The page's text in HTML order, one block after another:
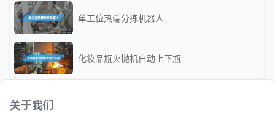
单工位热端分拣机器人
化妆品瓶火抛机自动上下瓶
关于我们